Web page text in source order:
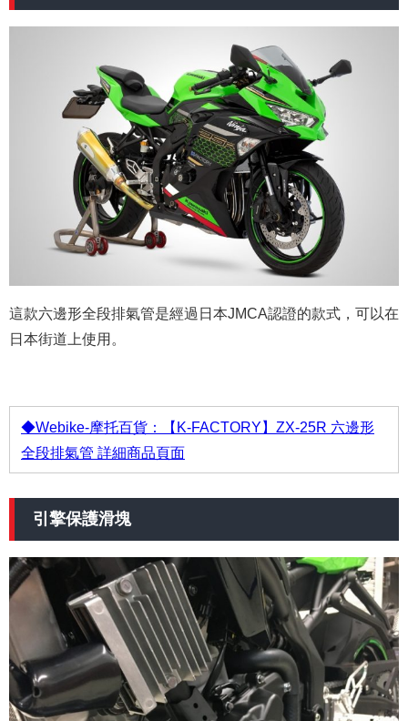
這款六邊形全段排氣管是經過日本JMCA認證的款式，可以在
日本街道上使用。
◆Webike-摩托百貨：【K-FACTORY】ZX-25R 六邊形
全段排氣管 詳細商品頁面
引擎保護滑塊